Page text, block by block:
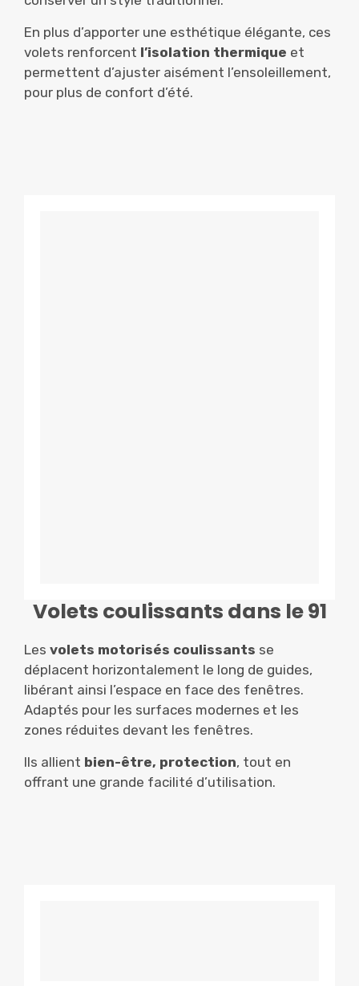
En plus d’apporter une esthétique élégante, ces
volets renforcent l’isolation thermique et
permettent d’ajuster aisément l’ensoleillement,
pour plus de confort d’été.
Volets coulissants dans le 91
Les volets motorisés coulissants se
déplacent horizontalement le long de guides,
libérant ainsi l’espace en face des fenêtres.
Adaptés pour les surfaces modernes et les
zones réduites devant les fenêtres.
Ils allient bien-être, protection, tout en
offrant une grande facilité d’utilisation.